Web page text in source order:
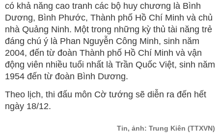
có khả năng cao tranh các bộ huy chương là Bình
Dương, Bình Phước, Thành phố Hồ Chí Minh và chủ
nhà Quảng Ninh. Một trong những kỳ thủ tài năng trẻ
đáng chú ý là Phan Nguyễn Công Minh, sinh năm
2004, đến từ đoàn Thành phố Hồ Chí Minh và vận
động viên nhiều tuổi nhất là Trần Quốc Việt, sinh năm
1954 đến từ đoàn Bình Dương.
Theo lịch, thi đấu môn Cờ tướng sẽ diễn ra đến hết
ngày 18/12.
Tin, ảnh: Trung Kiên (TTXVN)